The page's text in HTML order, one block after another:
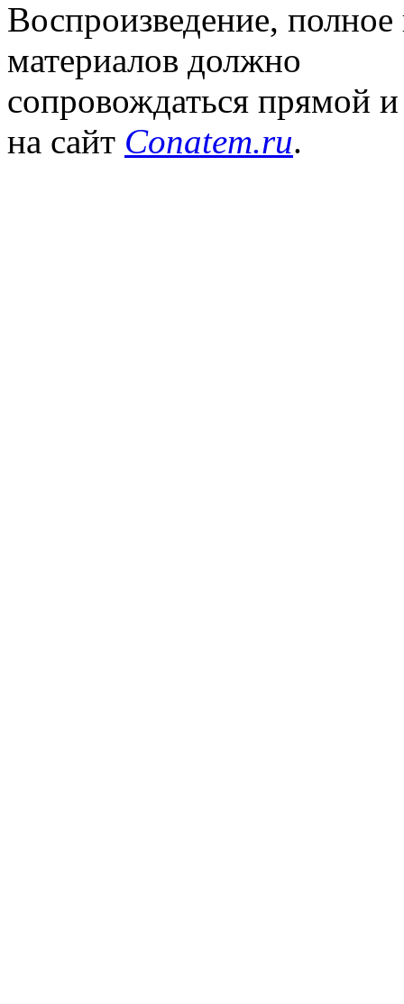
Воспроизведение,
материалов должно
сопровождаться прямой
на сайт Conatem.ru.